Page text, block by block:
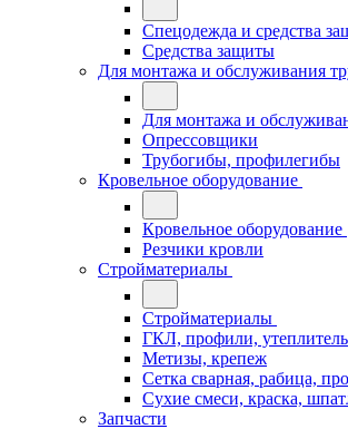
Спецодежда и средства
Средства защиты
Для монтажа и обслуживания
Для монтажа и
Опрессовщики
Трубогибы, профилегибы
Кровельное оборудование
Кровельное оборудование
Резчики кровли
Стройматериалы
Стройматериалы
ГКЛ, профили, утеплитель
Метизы, крепеж
Сетка сварная, рабица,
Сухие смеси, краска,
Запчасти